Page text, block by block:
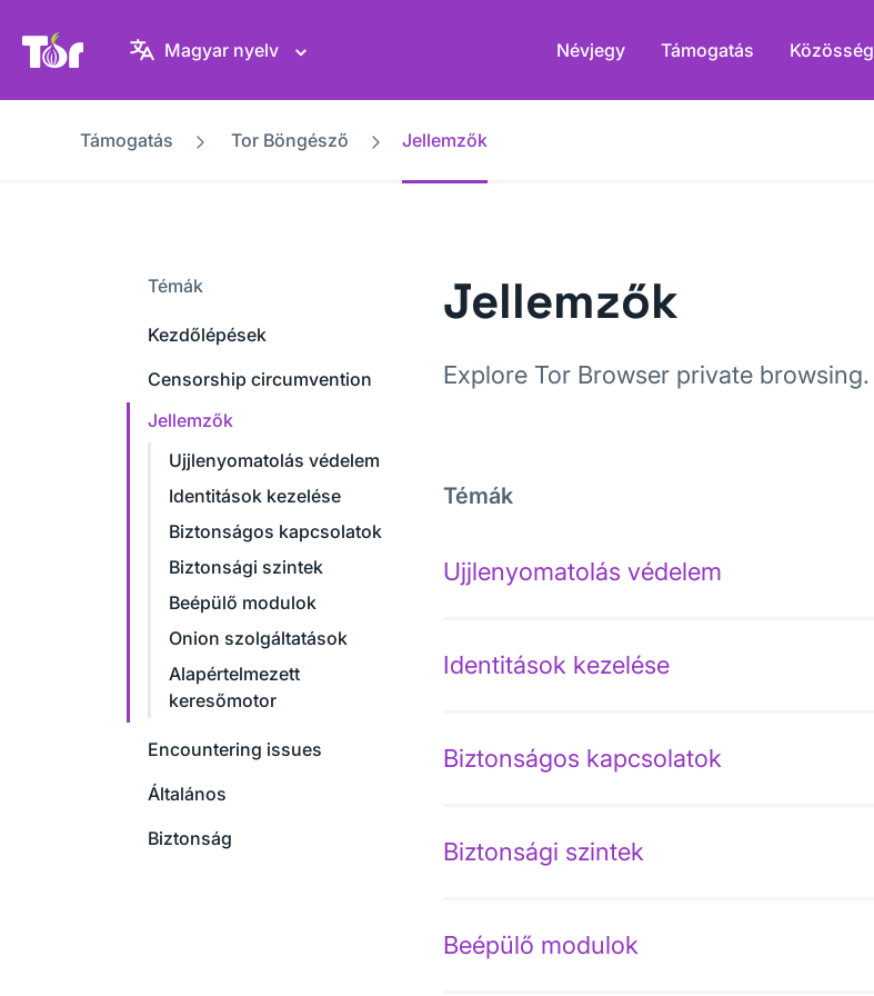
Tor Projekt weboldal
Magyar nyelv Névjegy Támogatás Közösség
Támogatás Tor Böngésző Jellemzők
Témák
Kezdőlépések
Censorship circumvention
Jellemzők
Ujjlenyomatolás védelem
Identitások kezelése
Biztonságos kapcsolatok
Biztonsági szintek
Beépülő modulok
Onion szolgáltatások
Alapértelmezett
keresőmotor
Encountering issues
Általános
Biztonság
Jellemzők
Explore Tor Browser private browsing.
Témák
Ujjlenyomatolás védelem
Identitások kezelése
Biztonságos kapcsolatok
Biztonsági szintek
Beépülő modulok